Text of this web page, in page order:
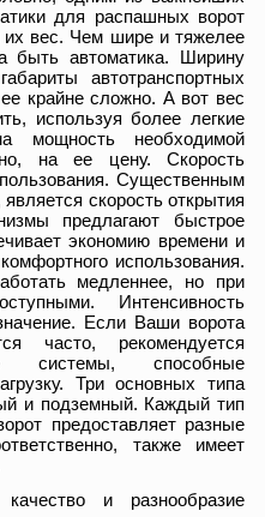
для распашных ворот
их вес. Чем шире и тяжелее
быть автоматика. Ширину
автотранспортных
крайне сложно. А вот вес
используя более легкие
мощность необходимой
на ее цену. Скорость
Существенным
скорость открытия
предлагают быстрое
экономию времени и
использования.
медленнее, но при
Интенсивность
Если Ваши ворота
часто, рекомендуется
системы, способные
Три основных типа
и подземный. Каждый тип
предоставляет разные
также имеет
и разнообразие